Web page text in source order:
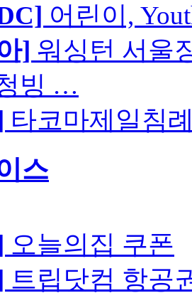
어린이,
] 워싱턴 서울
빙 …
타코마제일침
스
오늘의집 쿠폰
트립닷컴 항공